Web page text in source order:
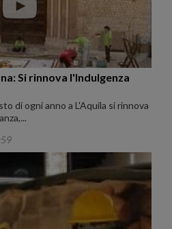
Si rinnova l'Indulgenza
di ogni anno a L'Aquila si rinnova